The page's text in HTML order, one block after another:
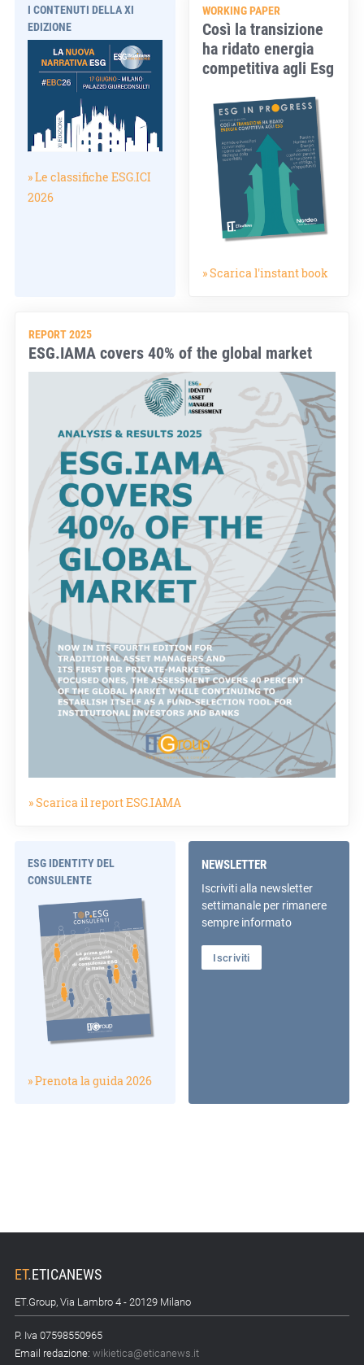
I CONTENUTI DELLA XI
EDIZIONE
» Le classifiche ESG.ICI
2026
WORKING PAPER
Così la transizione
ha ridato energia
competitiva agli Esg
» Scarica l'instant book
REPORT 2025
ESG.IAMA covers 40% of the global market
» Scarica il report ESG.IAMA
ESG IDENTITY DEL
CONSULENTE
» Prenota la guida 2026
NEWSLETTER
Iscriviti alla newsletter
settimanale per rimanere
sempre informato
Iscriviti
ET.ETICANEWS
ET.Group, Via Lambro 4 - 20129 Milano
P. Iva 07598550965
Email redazione: wikietica@eticanews.it